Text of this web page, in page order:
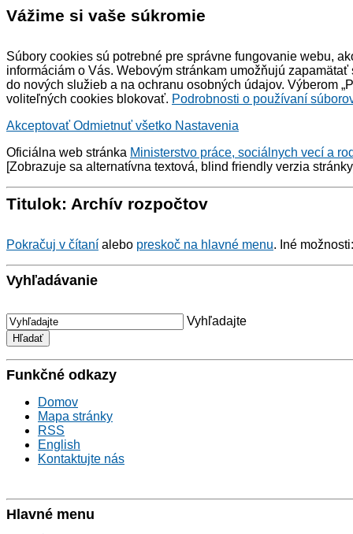
Vážime si vaše súkromie
Súbory cookies sú potrebné pre správne fungovanie webu,
informáciám o Vás. Webovým stránkam umožňujú
do nových služieb a na ochranu osobných údajov. Výberom
voliteľných cookies blokovať. Podrobnosti o používaní
Akceptovať Odmietnuť všetko Nastavenia
Oficiálna web stránka Ministerstvo práce, sociálnych vecí a
[Zobrazuje sa alternatívna textová, blind friendly verzia
Titulok: Archív rozpočtov
Pokračuj v čítaní alebo preskoč na hlavné menu. Iné
Vyhľadávanie
Vyhľadajte
Funkčné odkazy
Domov
Mapa stránky
RSS
English
Kontaktujte nás
Hlavné menu